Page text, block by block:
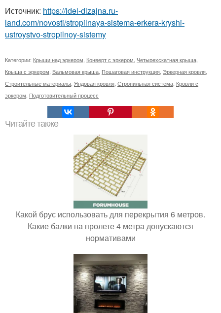
Источник: https://idei-dizajna.ru-
land.com/novosti/stropilnaya-sistema-erkera-kryshi-
ustroystvo-stropilnoy-sistemy
Категории: Крыши над эркером Конверт с эркером Четырехскатная крыша
Крыша с эркером Вальмовая крыша Пошаговая инструкция Эркерная кровля
Строительные материалы Яндовая кровля Стропильная система Кровли с
эркером Подготовительный процесс
Читайте также
Какой брус использовать для перекрытия 6 метров.
Какие балки на пролете 4 метра допускаются
нормативами